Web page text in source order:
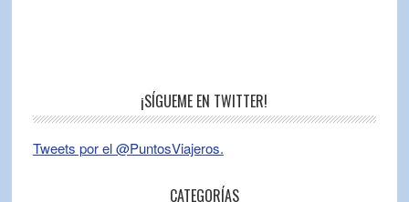
¡SÍGUEME EN TWITTER!
Tweets por el @PuntosViajeros.
CATEGORÍAS